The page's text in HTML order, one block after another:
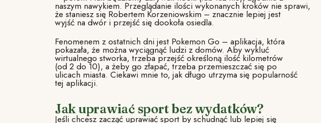
naszym nawykiem. Przeglądanie ilości wykonanych kroków nie sprawi,
że staniesz się Robertem Korzeniowskim – znacznie lepiej jest
wyjść na dwór i przejść się dookoła osiedla.
Fenomenem z ostatnich dni jest Pokemon Go – aplikacja, która
pokazała, że można wyciągnąć ludzi z domów. Aby wykluć
wirtualnego stworka, trzeba przejść określoną ilość kilometrów
(od 2 do 10), a żeby go złapać, trzeba przemieszczać się po
ulicach miasta. Ciekawi mnie to, jak długo utrzyma się popularność
tej aplikacji.
Jak uprawiać sport bez wydatków?
Jeśli chcesz zacząć uprawiać sport by schudnąć lub lepiej się